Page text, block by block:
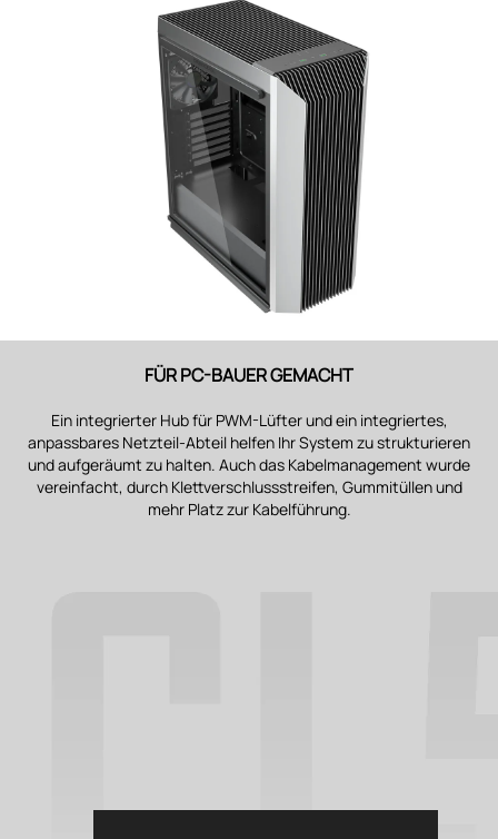
FÜR PC-BAUER GEMACHT
Ein integrierter Hub für PWM-Lüfter und ein integriertes,
anpassbares Netzteil-Abteil helfen Ihr System zu strukturieren
und aufgeräumt zu halten. Auch das Kabelmanagement wurde
vereinfacht, durch Klettverschlussstreifen, Gummitüllen und
mehr Platz zur Kabelführung.